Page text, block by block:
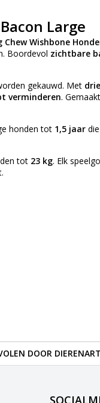
Large
Wishbone
Boordevol zichtbare
gekauwd. Met
verminderen.
honden tot 1,5 jaar
tot 23 kg. Elk
DOOR